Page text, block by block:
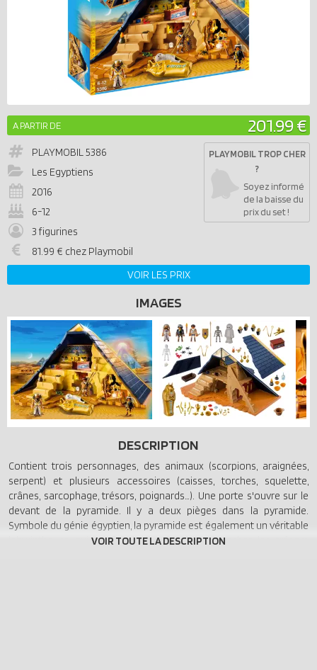
A PARTIR DE 201.99 €
PLAYMOBIL5386
Les Egyptiens
2016
6-12
3 figurines
81.99 € chez Playmobil
PLAYMOBIL TROP CHER
?
Soyez informé
de la baisse du
prix du set !
VOIR LES PRIX
IMAGES
DESCRIPTION
Contient trois personnages, des animaux (scorpions, araignées,
serpent) et plusieurs accessoires (caisses, torches, squelette,
crânes, sarcophage, trésors, poignards…). Une porte s'ouvre sur le
devant de la pyramide. Il y a deux pièges dans la pyramide.
Symbole du génie égyptien, la pyramide est également un véritable
labyrinthe ce qui en fait le lieu idéal pour cacher les trésors